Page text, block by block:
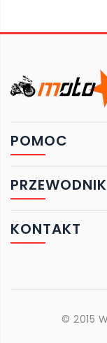
POMOC
PRZEWODNIK
KONTAKT
© 2015